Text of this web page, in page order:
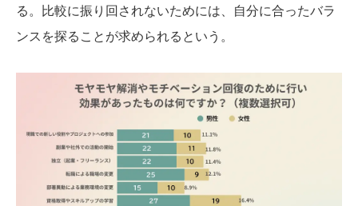
る。比較に振り回されないためには、自分に合ったバラ
ンスを探ることが求められるという。